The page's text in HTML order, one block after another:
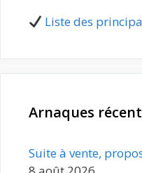
Liste des
Arnaques
Suite à vente,